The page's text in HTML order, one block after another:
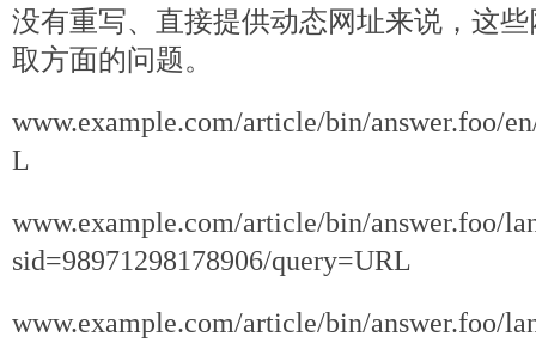
没有重写、直接提供动态网址来说，这
取方面的问题。
www.example.com/article/bin/answer.foo/
L
www.example.com/article/bin/answer.foo/
sid=98971298178906/query=URL
www.example.com/article/bin/answer.foo/